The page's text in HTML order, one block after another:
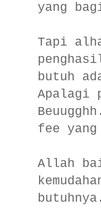
yang
Tapi
butuh
Apalagi
fee yang
Allah